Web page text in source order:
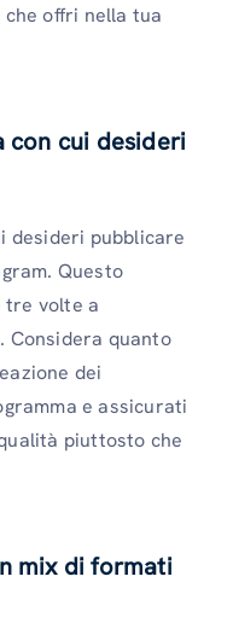
offri nella tua
con cui desideri
desideri pubblicare
Questo
tre volte a
Considera quanto
dei
e assicurati
piuttosto che
mix di formati